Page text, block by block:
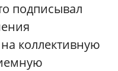
подписывал
коллективную